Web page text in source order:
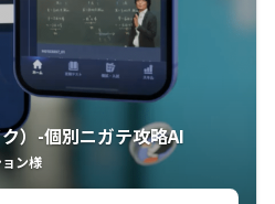
）-個別ニガテ攻略AI
ン様